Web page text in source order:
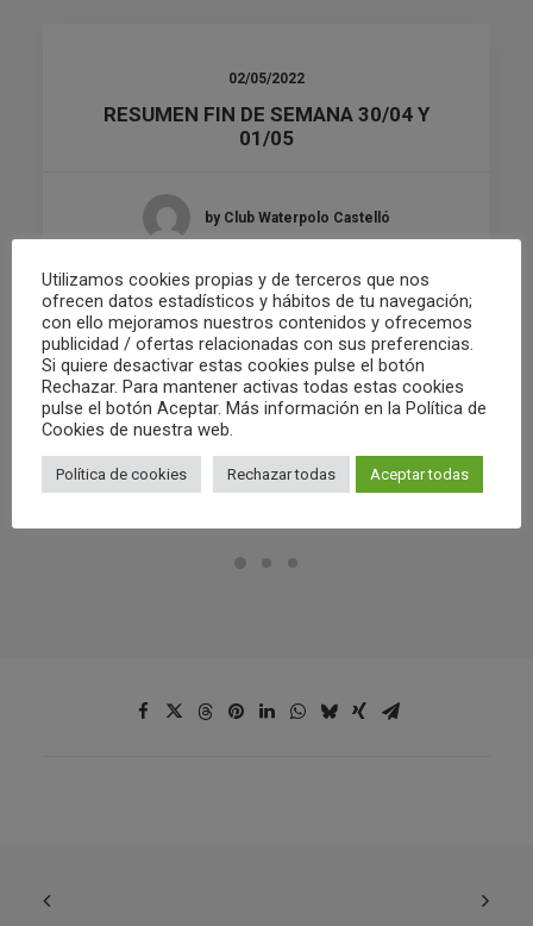
02/05/2022
RESUMEN FIN DE SEMANA 30/04 Y
01/05
by Club Waterpolo Castelló
Utilizamos cookies propias y de terceros que nos
ofrecen datos estadísticos y hábitos de tu navegación;
con ello mejoramos nuestros contenidos y ofrecemos
publicidad / ofertas relacionadas con sus preferencias.
Si quiere desactivar estas cookies pulse el botón
Rechazar. Para mantener activas todas estas cookies
pulse el botón Aceptar. Más información en la Política de
Cookies de nuestra web.
Política de cookies Rechazar todas Aceptar todas